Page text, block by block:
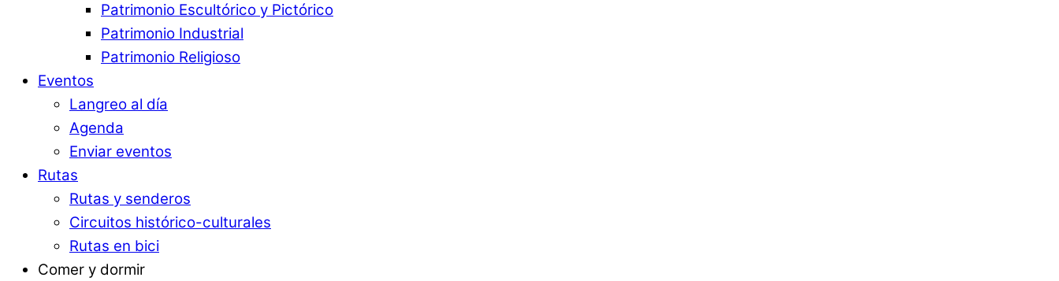
Patrimonio Escultórico y Pictórico
Patrimonio Industrial
Patrimonio Religioso
Eventos
Langreo al día
Agenda
Enviar eventos
Rutas
Rutas y senderos
Circuitos histórico-culturales
Rutas en bici
Comer y dormir